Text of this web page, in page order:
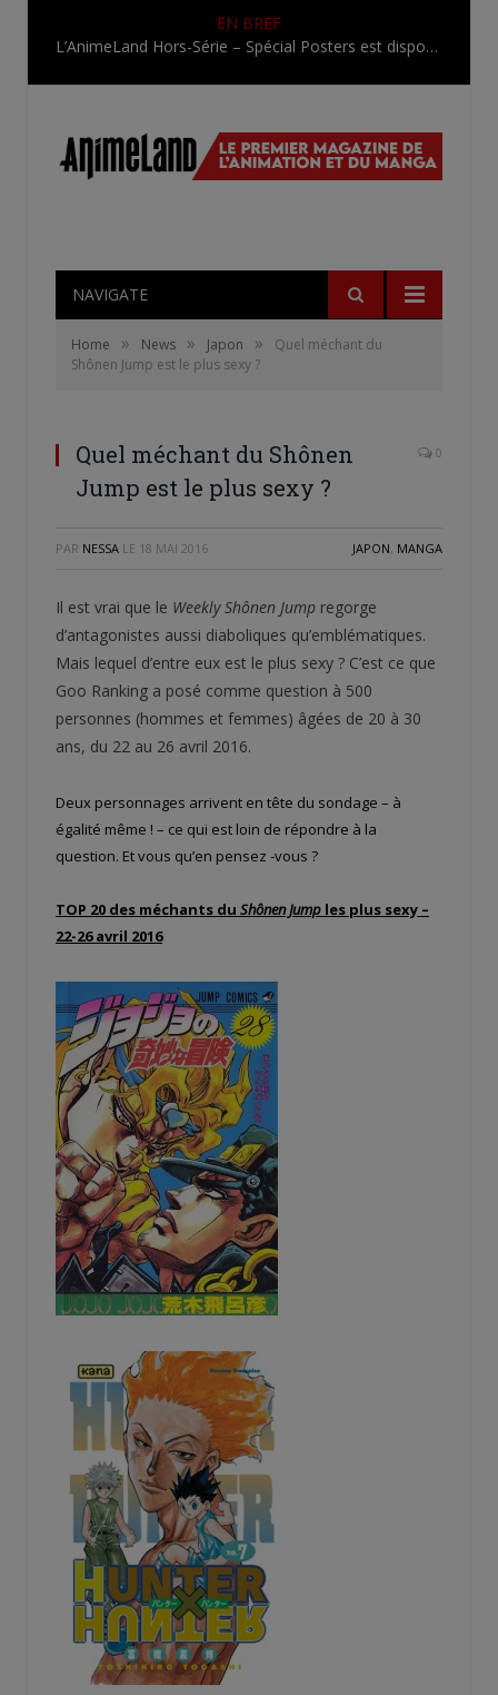
EN BREF
L’AnimeLand Hors-Série – Spécial Posters est disponible !
NAVIGATE
Home » News » Japon »
Quel méchant du
Shônen Jump est le plus sexy ?
Quel méchant du Shônen
Jump est le plus sexy ?
0
PAR NESSA LE 18 MAI 2016 JAPON, MANGA
Il est vrai que le Weekly Shônen Jump regorge
d’antagonistes aussi diaboliques qu’emblématiques.
Mais lequel d’entre eux est le plus sexy ? C’est ce que
Goo Ranking a posé comme question à 500
personnes (hommes et femmes) âgées de 20 à 30
ans, du 22 au 26 avril 2016.
Deux personnages arrivent en tête du sondage – à
égalité même ! – ce qui est loin de répondre à la
question. Et vous qu’en pensez -vous ?
TOP 20 des méchants du Shônen Jump les plus sexy –
22-26 avril 2016